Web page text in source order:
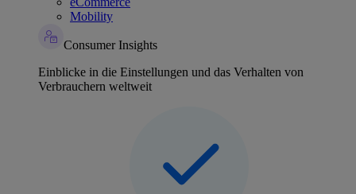
Mobility
Consumer Insights
Einblicke in die Einstellungen und das Verhalten von
Verbrauchern weltweit